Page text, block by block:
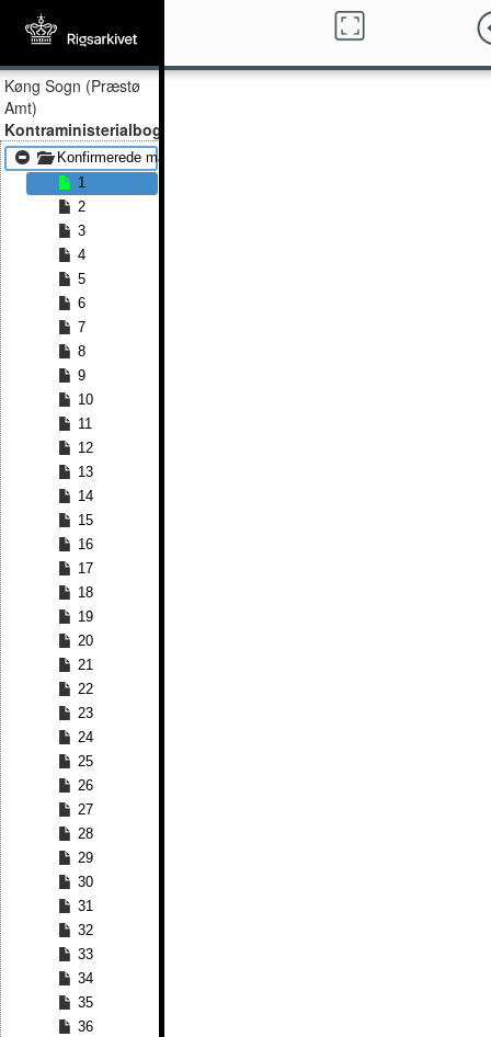
Køng Sogn (Præstø
Amt)
Kontraministerialbog
Konfirmerede mænd 1841 - Konfirmerede mænd 1857
1
2
3
4
5
6
7
8
9
10
11
12
13
14
15
16
17
18
19
20
21
22
23
24
25
26
27
28
29
30
31
32
33
34
35
36